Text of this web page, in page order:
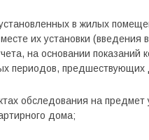
в жилых
их установки
на основании показаний
периодов,
обследования на
дома;